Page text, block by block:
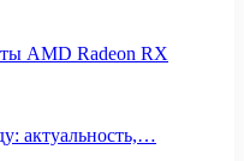
AMD Radeon RX
актуальность,…